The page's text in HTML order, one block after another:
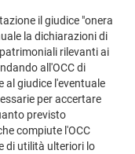
il giudice "onera
la dichiarazioni di
rilevanti ai
all'OCC di
al giudice l'eventuale
per accertare
previsto
compiute l'OCC
di utilità ulteriori lo